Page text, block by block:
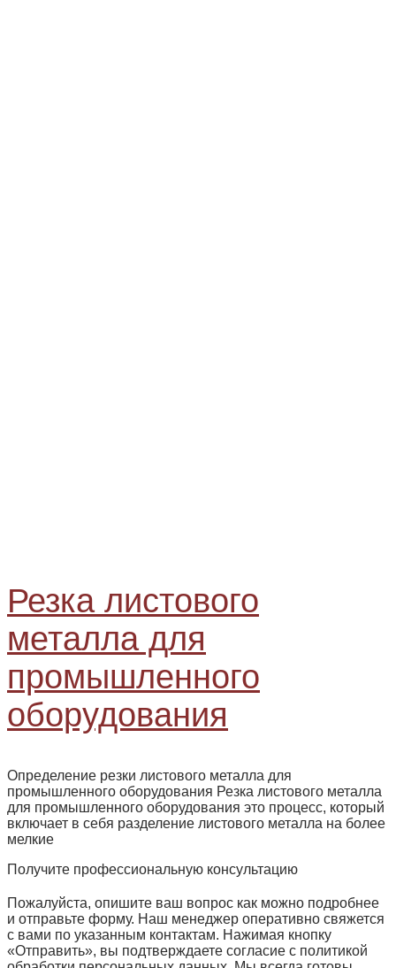
Резка листового
металла для
промышленного
оборудования
Определение резки листового металла для
промышленного оборудования Резка листового металла
для промышленного оборудования это процесс, который
включает в себя разделение листового металла на более
мелкие
Получите профессиональную консультацию
Пожалуйста, опишите ваш вопрос как можно подробнее
и отправьте форму. Наш менеджер оперативно свяжется
с вами по указанным контактам. Нажимая кнопку
«Отправить», вы подтверждаете согласие с политикой